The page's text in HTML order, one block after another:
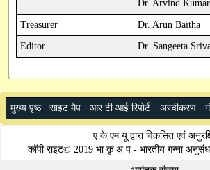
GEM
cppp
PMS
PFMS
KVK Network
Krishi Kosh
निर्देशिका
विभिन्न डाउनलोड
Dr. Arvind Kumar
Treasurer Dr. Arun Baitha
Editor Dr. Sangeeta
मुख्य पृष्ठ साइट मैप आर टी आई रिपोर्ट अस्वीकरण
ए के एम यू द्वारा विकसित एवं
कॉपी राइट© 2019 भा कृ अ प - भारतीय गन्ना